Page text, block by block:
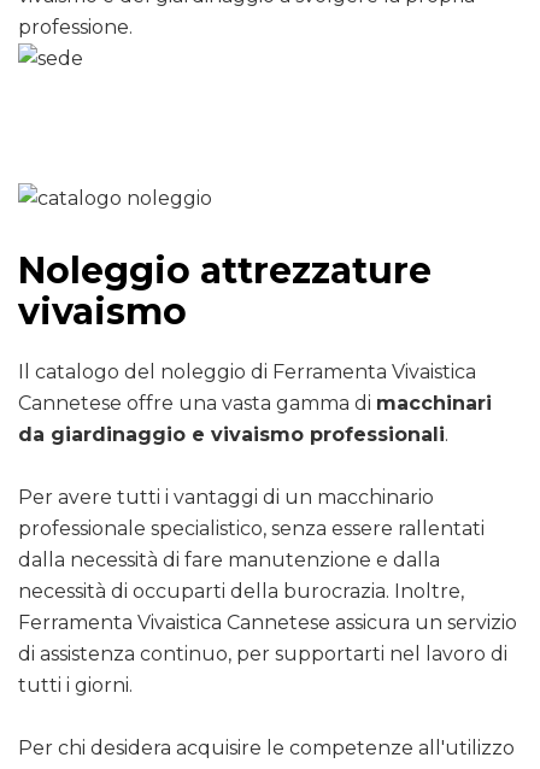
professione.
Noleggio attrezzature
vivaismo
Il catalogo del noleggio di Ferramenta Vivaistica
Cannetese offre una vasta gamma di macchinari
da giardinaggio e vivaismo professionali.
Per avere tutti i vantaggi di un macchinario
professionale specialistico, senza essere rallentati
dalla necessità di fare manutenzione e dalla
necessità di occuparti della burocrazia. Inoltre,
Ferramenta Vivaistica Cannetese assicura un servizio
di assistenza continuo, per supportarti nel lavoro di
tutti i giorni.
Per chi desidera acquisire le competenze all'utilizzo